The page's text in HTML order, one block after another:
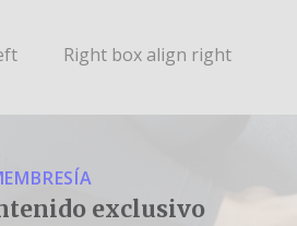
Right box align right
exclusivo